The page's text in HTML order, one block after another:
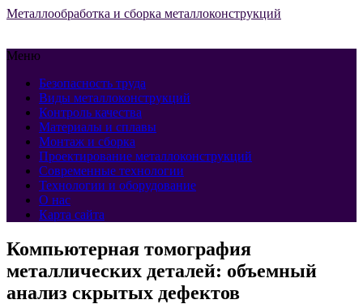
Металлообработка и сборка металлоконструкций
Меню
Безопасность труда
Виды металлоконструкций
Контроль качества
Материалы и сплавы
Монтаж и сборка
Проектирование металлоконструкций
Современные технологии
Технологии и оборудование
О нас
Карта сайта
Компьютерная томография
металлических деталей: объемный
анализ скрытых дефектов